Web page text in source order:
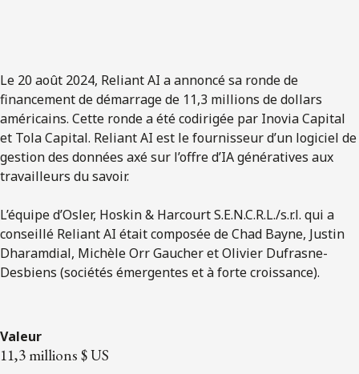
Le 20 août 2024, Reliant AI a annoncé sa ronde de
financement de démarrage de 11,3 millions de dollars
américains. Cette ronde a été codirigée par Inovia Capital
et Tola Capital. Reliant AI est le fournisseur d’un logiciel de
gestion des données axé sur l’offre d’IA génératives aux
travailleurs du savoir.
L’équipe d’Osler, Hoskin & Harcourt S.E.N.C.R.L./s.r.l. qui a
conseillé Reliant AI était composée de Chad Bayne, Justin
Dharamdial, Michèle Orr Gaucher et Olivier Dufrasne-
Desbiens (sociétés émergentes et à forte croissance).
Valeur
11,3 millions $ US